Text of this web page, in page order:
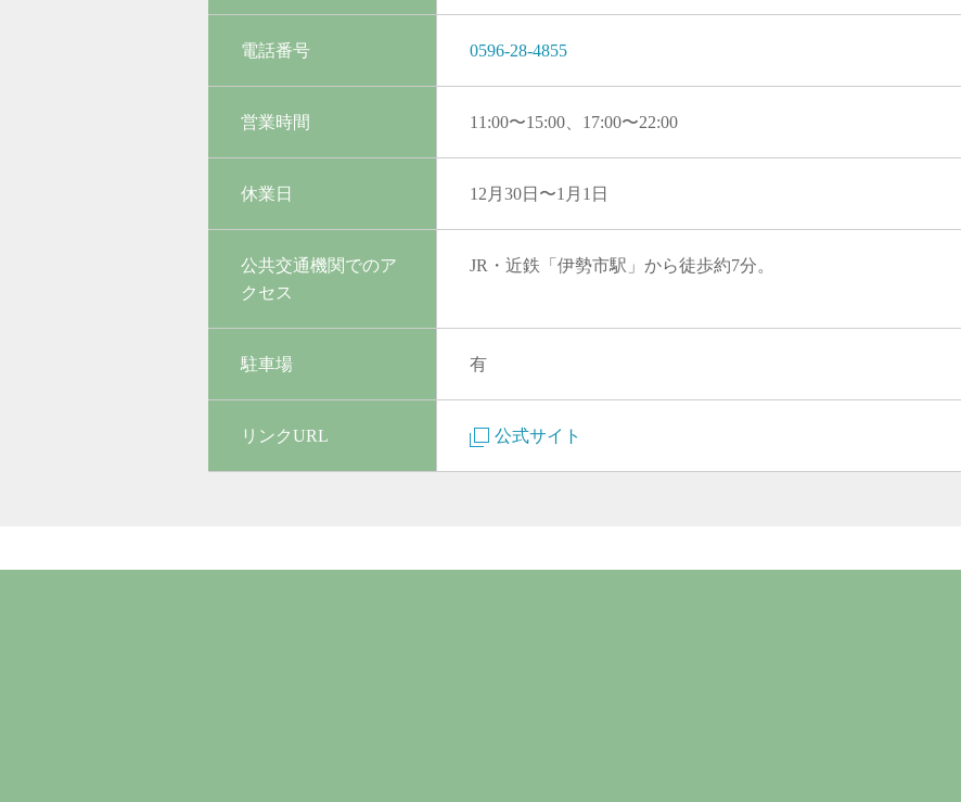
電話番号 0596-28-4855
営業時間 11:00〜15:00、17:00〜22:00
休業日 12月30日〜1月1日
公共交通機関でのア
クセス
JR・近鉄「伊勢市駅」から徒歩約7分。
駐車場 有
リンクURL 公式サイト